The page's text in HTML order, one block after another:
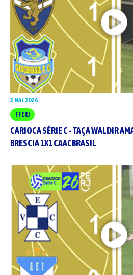
3 MAI. 2026
FFERJ
CARIOCA SÉRIE C - TAÇA WALDIR
BRESCIA 1X1 CAACBRASIL